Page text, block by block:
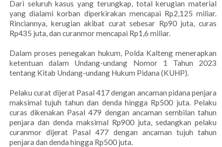
Dari seluruh kasus yang terungkap, total kerugian material
yang dialami korban diperkirakan mencapai Rp2,125 miliar.
Rinciannya, kerugian akibat curat sebesar Rp90 juta, curas
Rp435 juta, dan curanmor mencapai Rp1,6 miliar.
Dalam proses penegakan hukum, Polda Kalteng menerapkan
ketentuan dalam Undang-undang Nomor 1 Tahun 2023
tentang Kitab Undang-undang Hukum Pidana (KUHP).
Pelaku curat dijerat Pasal 417 dengan ancaman pidana penjara
maksimal tujuh tahun dan denda hingga Rp500 juta. Pelaku
curas dikenakan Pasal 479 dengan ancaman sembilan tahun
penjara dan denda maksimal Rp900 juta, sedangkan pelaku
curanmor dijerat Pasal 477 dengan ancaman tujuh tahun
penjara dan denda hingga Rp500 juta.